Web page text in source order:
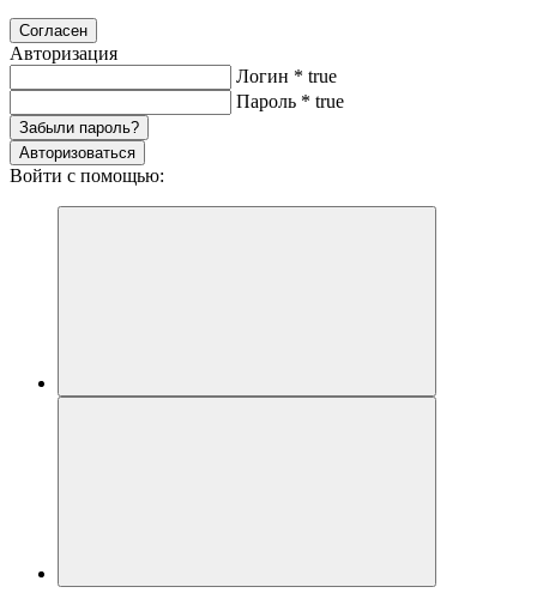
Согласен
Авторизация
Логин * true
Пароль * true
Забыли пароль?
Авторизоваться
Войти с помощью: